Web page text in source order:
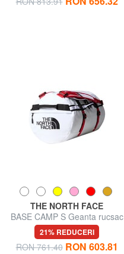
THE NORTH FACE
BASE CAMP S Geanta rucsac
21% REDUCERI
RON 761.40 RON 603.81